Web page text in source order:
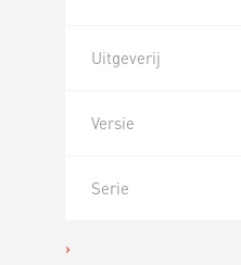
Uitgeverij
Versie
Serie